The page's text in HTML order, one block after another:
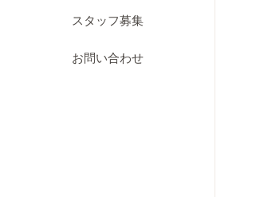
スタッフ募集
お問い合わせ